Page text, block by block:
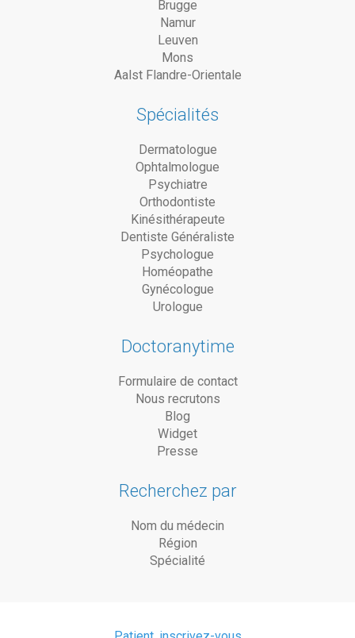
Brugge
Namur
Leuven
Mons
Aalst Flandre-Orientale
Spécialités
Dermatologue
Ophtalmologue
Psychiatre
Orthodontiste
Kinésithérapeute
Dentiste Généraliste
Psychologue
Homéopathe
Gynécologue
Urologue
Doctoranytime
Formulaire de contact
Nous recrutons
Blog
Widget
Presse
Recherchez par
Nom du médecin
Région
Spécialité